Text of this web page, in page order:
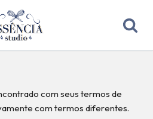
com seus termos de
com termos diferentes.